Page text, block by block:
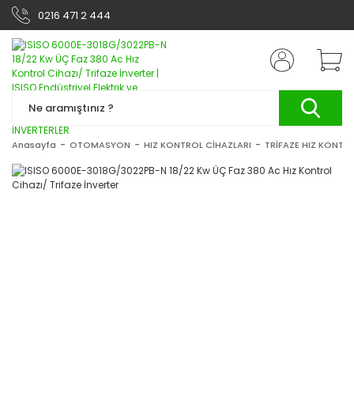
0216 471 2 444
Anasayfa OTOMASYON HIZ KONTROL CİHAZLARI TRİFAZE HIZ